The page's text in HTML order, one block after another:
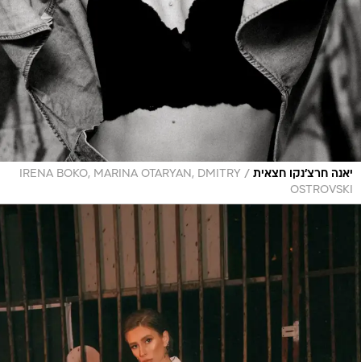
יאנה חרצ'נקו חצאית /
IRENA BOKO, MARINA OTARYAN, DMITRY
OSTROVSKI